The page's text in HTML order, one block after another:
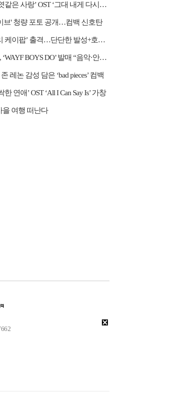
정해인, ‘이런 엿같은 사랑’ OST ‘그대 내게 다시’ 리메이크 가창
브' 청량 포토 공개…컴백 신호탄
이보람, ‘심플리 케이팝’ 출격…단단한 발성+호소력 짙은 음색 무대 압도
웨이프 보이즈, ‘WAYF BOYS DO’ 발매 “음악·안무·비주얼 직접 참여”
레논 감성 담은 ‘bad pieces’ 컴백
연애’ OST ‘All I Can Say Is’ 가창
을 여행 떠난다